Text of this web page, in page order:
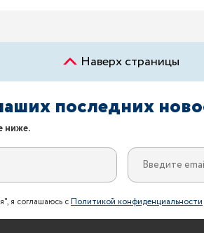
Наверх страницы
последних
ниже.
я соглашаюсь сПолитикой конфиденциальности